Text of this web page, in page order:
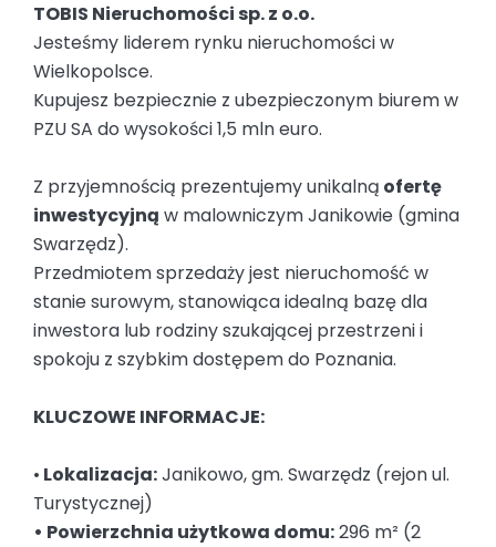
TOBIS Nieruchomości sp. z o.o.
Jesteśmy liderem rynku nieruchomości w
Wielkopolsce.
Kupujesz bezpiecznie z ubezpieczonym biurem w
PZU SA do wysokości 1,5 mln euro.
Z przyjemnością prezentujemy unikalną ofertę
inwestycyjną w malowniczym Janikowie (gmina
Swarzędz).
Przedmiotem sprzedaży jest nieruchomość w
stanie surowym, stanowiąca idealną bazę dla
inwestora lub rodziny szukającej przestrzeni i
spokoju z szybkim dostępem do Poznania.
KLUCZOWE INFORMACJE:
• Lokalizacja:Janikowo, gm. Swarzędz (rejon ul.
Turystycznej)
• Powierzchnia użytkowa domu:296 m² (2